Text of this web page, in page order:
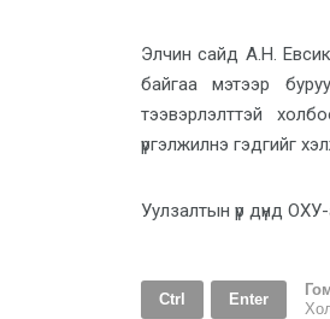
Элчин сайд А.Н.
байгаа мэтээр
тээвэрлэлттэй
үргэлжилнэ гэдгийг
Уулзалтын үр дүнд
Ctrl Enter